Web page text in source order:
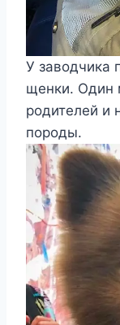
У заводчика
щенки. Один
родителей и
породы.